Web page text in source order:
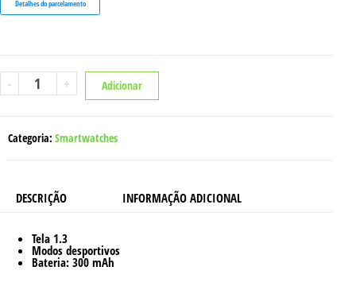
Detalhes do parcelamento
- Quantidade
TITAN
+ Adicionar
Categoria: Smartwatches
DESCRIÇÃO INFORMAÇÃO ADICIONAL
Tela 1.3
Modos desportivos
Bateria: 300 mAh